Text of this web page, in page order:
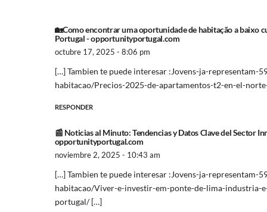
🏡Como encontrar uma oportunidade de habitação a baixo
Portugal - opportunityportugal.com
octubre 17, 2025 - 8:06 pm
[…] Tambien te puede interesar :Jovens-ja-representam-
habitacao/Precios-2025-de-apartamentos-t2-en-el-
RESPONDER
📰 Noticias al Minuto: Tendencias y Datos Clave del Sector
opportunityportugal.com
noviembre 2, 2025 - 10:43 am
[…] Tambien te puede interesar :Jovens-ja-representam-
habitacao/Viver-e-investir-em-ponte-de-lima-industria-
portugal/ […]